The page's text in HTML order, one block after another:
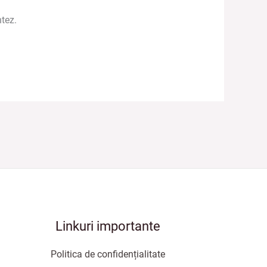
Linkuri importante
Politica de confidențialitate